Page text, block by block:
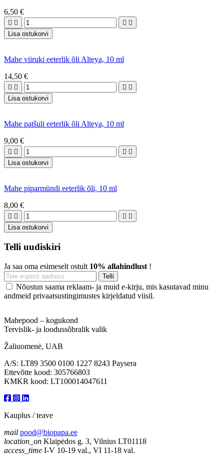
6,50 €
   
Lisa ostukorvi
Mahe viiruki eeterlik õli Alteya, 10 ml
14,50 €
   
Lisa ostukorvi
Mahe patšuli eeterlik õli Alteya, 10 ml
9,00 €
   
Lisa ostukorvi
Mahe piparmündi eeterlik õli, 10 ml
8,00 €
   
Lisa ostukorvi
Telli uudiskiri
Ja saa oma esimeselt ostult 10% allahindlust !
Nõustun saama reklaam- ja muid e-kirju, mis kasutavad minu
andmeid privaatsustingimustes kirjeldatud viisil.
Mahepood – kogukond
Tervislik- ja loodussõbralik valik
Žaliuomenė, UAB
A/S: LT89 3500 0100 1227 8243 Paysera
Ettevõtte kood: 305766803
KMKR kood: LT100014047611
Kauplus / teave
mail pood@biopapa.ee
location_on Klaipėdos g. 3, Vilnius LT01118
access_time I-V 10-19 val., VI 11-18 val.